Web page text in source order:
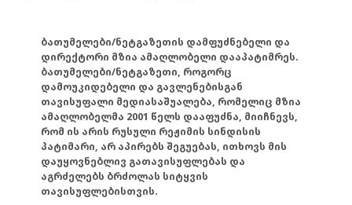
ბათუმელები/ნეტგაზეთის დამფუძნებელი და
დირექტორი მზია ამაღლობელი დააპატიმრეს.
ბათუმელები/ნეტგაზეთი, როგორც
დამოუკიდებელი და გავლენებისგან
თავისუფალი მედიასაშუალება, რომელიც მზია
ამაღლობელმა 2001 წელს დააფუძნა, მიიჩნევს,
რომ ის არის რუსული რეჟიმის სინდისის
პატიმარი, არ აპირებს შეგუებას, ითხოვს მის
დაუყოვნებლივ გათავისუფლებას და
აგრძელებს ბრძოლას სიტყვის
თავისუფლებისთვის.